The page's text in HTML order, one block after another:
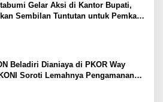
Gelar Aksi di Kantor Bupati,
Sembilan Tuntutan untuk Pemkab
Beladiri Dianiaya di PKOR Way
Soroti Lemahnya Pengamanan